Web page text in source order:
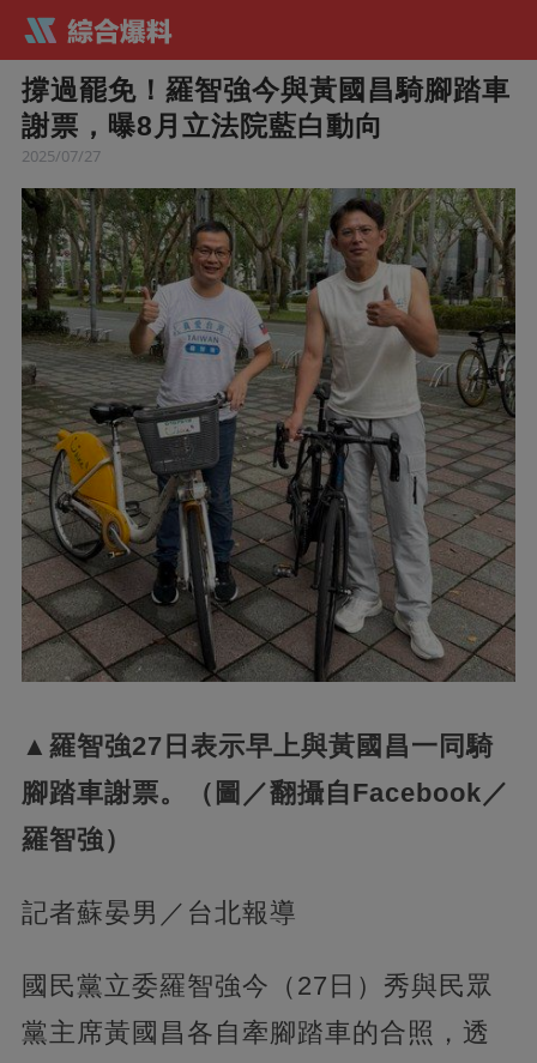
撐過罷免！羅智強今與黃國昌騎腳踏車
謝票，曝8月立法院藍白動向
2025/07/27
▲羅智強27日表示早上與黃國昌一同騎
腳踏車謝票。（圖／翻攝自Facebook／
羅智強）
記者蘇晏男／台北報導
國民黨立委羅智強今（27日）秀與民眾
黨主席黃國昌各自牽腳踏車的合照，透